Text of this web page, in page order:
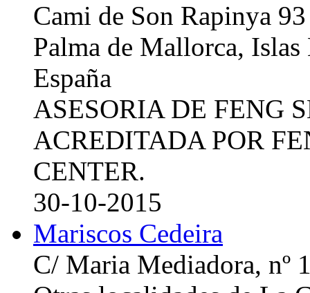
Cami de Son Rapinya 93
Palma de Mallorca, Islas
España
ASESORIA DE FENG
ACREDITADA POR
CENTER.
30-10-2015
Mariscos Cedeira
C/ Maria Mediadora, nº